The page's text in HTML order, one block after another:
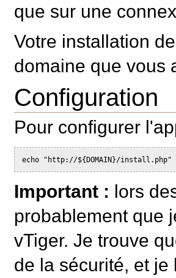
que sur une
Votre installation
domaine que vous
Configuration
Pour configurer
Important : lors
probablement que
vTiger. Je trouve
de la sécurité, et